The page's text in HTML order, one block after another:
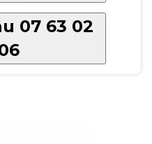
07 63 02